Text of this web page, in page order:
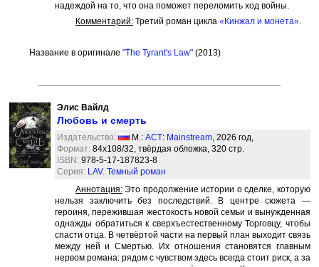
надеждой на то, что она поможет переломить ход войны.
Комментарий:Третий роман цикла «Кинжал и монета».
Название в оригинале "The Tyrant's Law"(2013)
Элис Вайлд
Любовь и смерть
Издательство: М.: АСТ: Mainstream, 2026 год,
Формат: 84x108/32, твёрдая обложка, 320 стр.
ISBN: 978-5-17-187823-8
Серия: LAV. Темный роман
Аннотация:Это продолжение истории о сделке, которую
нельзя заключить без последствий. В центре сюжета —
героиня, пережившая жестокость новой семьи и вынужденная
однажды обратиться к сверхъестественному Торговцу, чтобы
спасти отца. В четвёртой части на первый план выходит связь
между ней и Смертью. Их отношения становятся главным
нервом романа: рядом с чувством здесь всегда стоит риск, а за